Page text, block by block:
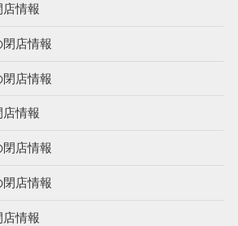
店情報
店情報
店情報
店情報
店情報
店情報
店情報